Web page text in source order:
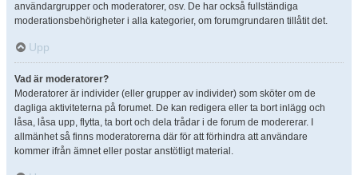
användargrupper och moderatorer, osv. De har också fullständiga
moderationsbehörigheter i alla kategorier, om forumgrundaren tillåtit det.
Upp
Vad är moderatorer?
Moderatorer är individer (eller grupper av individer) som sköter om de
dagliga aktiviteterna på forumet. De kan redigera eller ta bort inlägg och
låsa, låsa upp, flytta, ta bort och dela trådar i de forum de modererar. I
allmänhet så finns moderatorerna där för att förhindra att användare
kommer ifrån ämnet eller postar anstötligt material.